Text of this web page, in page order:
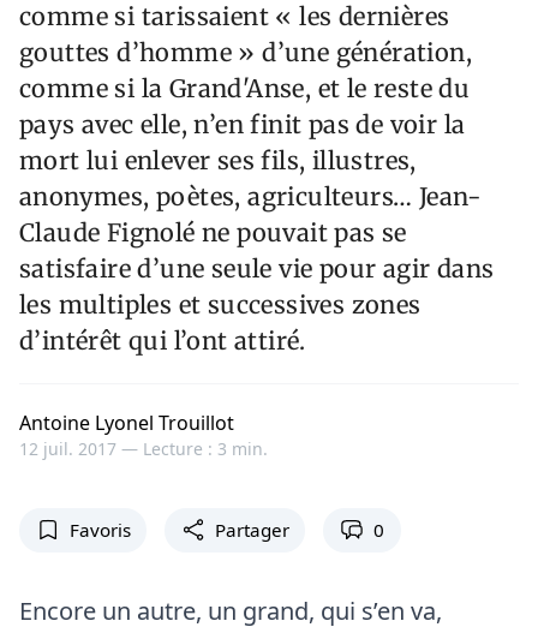
comme si tarissaient « les dernières
gouttes d’homme » d’une génération,
comme si la Grand'Anse, et le reste du
pays avec elle, n’en finit pas de voir la
mort lui enlever ses fils, illustres,
anonymes, poètes, agriculteurs… Jean-
Claude Fignolé ne pouvait pas se
satisfaire d’une seule vie pour agir dans
les multiples et successives zones
d’intérêt qui l’ont attiré.
Antoine Lyonel Trouillot
12 juil. 2017 — Lecture : 3 min.
Favoris Partager 0
Encore un autre, un grand, qui s’en va,